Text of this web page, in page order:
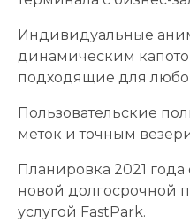
Индивидуальные
динамическим
подходящие для
Пользовательские
меток и точным
Планировка 2021
новой долгосрочной
услугой FastPark.